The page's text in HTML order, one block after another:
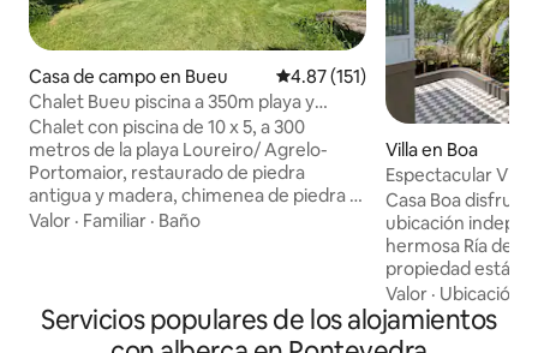
Casa de campo en Bueu Calificación promedio: 4.87 de
4.87 (151)
Chalet Bueu piscina a 350m playa y
monte
Chalet con piscina de 10 x 5, a 300
metros de la playa Loureiro/ Agrelo-
Portomaior, restaurado de piedra
antigua y madera, chimenea de piedra y
2 comedores y una mesa en el porche
aparcamiento interno. Vistas a la ría de
Pontevedra e Islas Ons y sansenxo Total
Valor · Familiar · Baño
Villa en Boa
Espectacular Villa en la
Noia
Casa Boa disfruta
ubicación
hermosa Ría de
propiedad está
de piedra del
encantadora pequeña
más grande de
Valor · Ubicación
Servicios populares de los alojamientos